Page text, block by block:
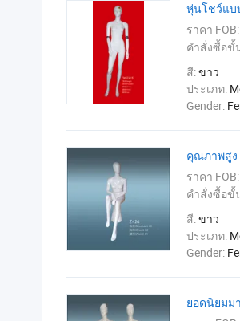
หุ่นโชว์แบ
ราคา FOB:
คำสั่งซื้อขั้
สี:ขาว
ประเภท:
Gender:
คุณภาพสูง
ราคา FOB:
คำสั่งซื้อขั้
สี:ขาว
ประเภท:
Gender:
ยอดนิยมม